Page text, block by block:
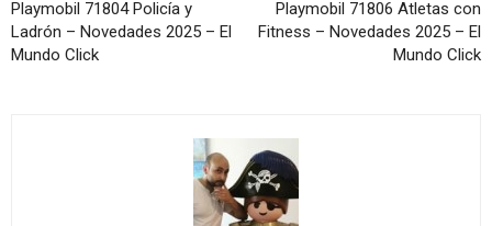
Playmobil 71804 Policía y
Ladrón – Novedades 2025 – El
Mundo Click
Playmobil 71806 Atletas con
Fitness – Novedades 2025 – El
Mundo Click